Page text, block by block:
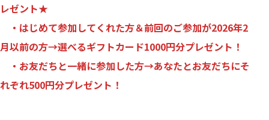
レゼント★
・はじめて参加してくれた方＆前回のご参加が2026年2
月以前の方→選べるギフトカード1000円分プレゼント！
・お友だちと一緒に参加した方→あなたとお友だちにそ
れぞれ500円分プレゼント！